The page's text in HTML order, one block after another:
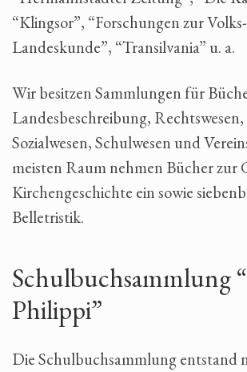
“Klingsor”, “Forschungen zur
Landeskunde”, “Transilvania” u. a.
Wir besitzen Sammlungen für
Landesbeschreibung,
Sozialwesen, Schulwesen und
meisten Raum nehmen Bücher zur
Kirchengeschichte ein sowie
Belletristik.
Schulbuchsammlung
Philippi”
Die Schulbuchsammlung entstand